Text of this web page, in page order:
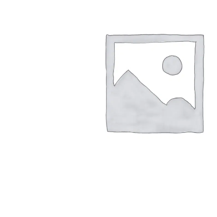
Arbres fruitiers
Plantes méditerranéennes et exotiques
Plantes
Plantes
Plantes
Plantes
Plantes